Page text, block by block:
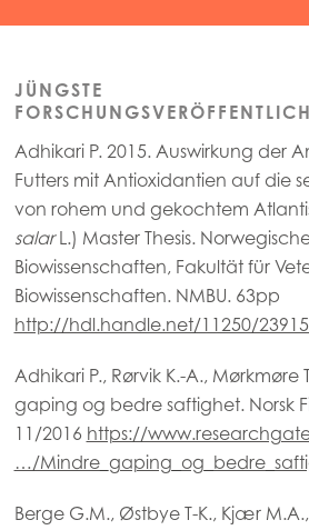
JÜNGSTE
Adhikari P. 2015. Auswirkung der
Futters mit Antioxidantien auf die
von rohem und gekochtem
salarL.) Master Thesis.
Biowissenschaften, Fakultät für
Biowissenschaften. NMBU. 63pp
http://hdl.handle.net/11250/
Adhikari P., Rørvik K.-A., Mørkmøre
gaping og bedre saftighet. Norsk
11/2016 https://
…/
Berge G.M., Østbye T-K., Kjær